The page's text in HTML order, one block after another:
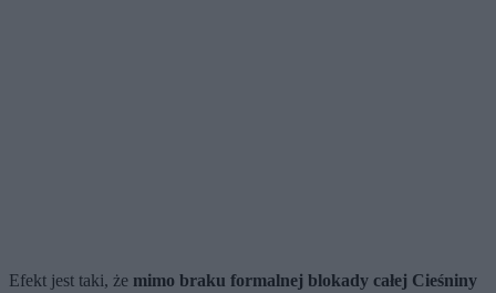
Efekt jest taki, że mimo braku formalnej blokady całej Cieśniny